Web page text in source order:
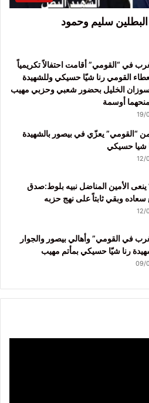
سليم وحمود
في “القومي” أقامت احتفالاً تكريمياً
القومي رنا شيّا حسيكي وللشهيدة
سوزان الخليل بحضور شعبي وحزبي مهيب
أوسمة
19/
“القومي” يعزّي في بيصور بالشهيدة
شيا حسيكي
12/
ينعى الأمين المناضل نبيه بلوط:صدق
سعاده وبقي ثابتاً على نهج حزبه
12/
في القومي” وأهالي بيصور والجوار
رنا شيّا حسيكي بمأتم مهيب
09/